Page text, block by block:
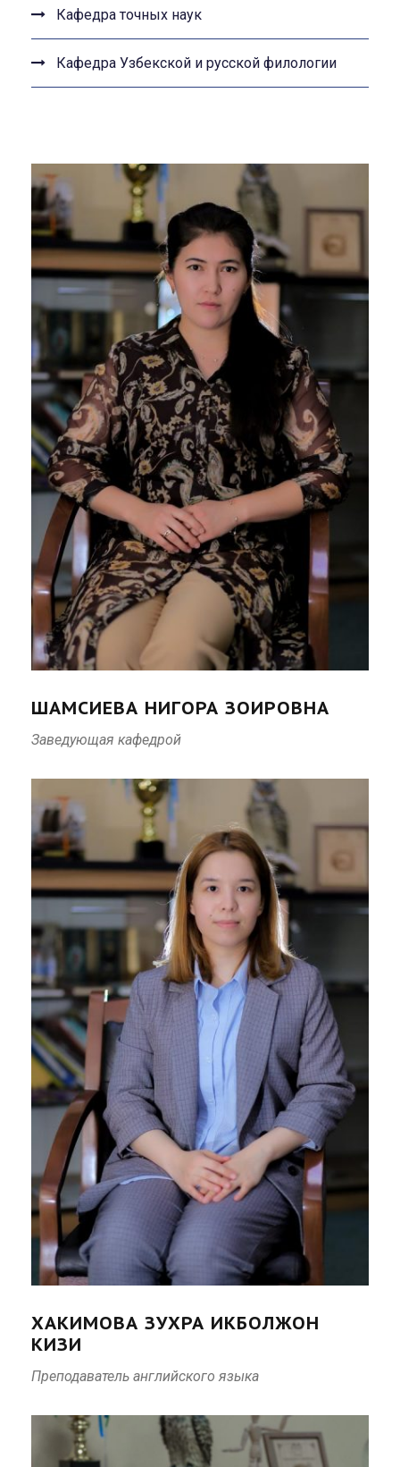
Кафедра точных наук
Кафедра Узбекской и русской филологии
ШАМСИЕВА НИГОРА ЗОИРОВНА
Заведующая кафедрой
ХАКИМОВА ЗУХРА ИКБОЛЖОН
КИЗИ
Преподаватель английского языка